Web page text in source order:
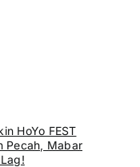
HoYo FEST
Pecah, Mabar